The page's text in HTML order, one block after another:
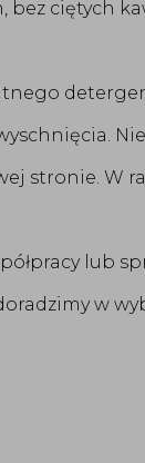
bez ciętych
stronie. W
lub
w